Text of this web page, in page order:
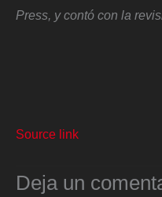
Press, y contó con la
Source link
Deja un